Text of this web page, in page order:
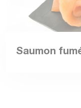
Saumon